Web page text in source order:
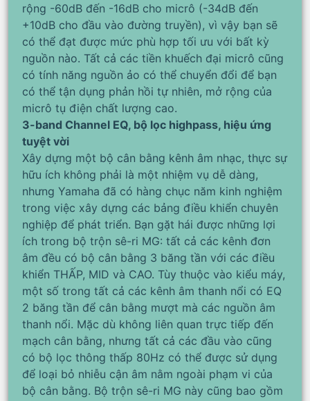
rộng -60dB đến -16dB cho micrô (-34dB đến
+10dB cho đầu vào đường truyền), vì vậy bạn sẽ
có thể đạt được mức phù hợp tối ưu với bất kỳ
nguồn nào. Tất cả các tiền khuếch đại micrô cũng
có tính năng nguồn ảo có thể chuyển đổi để bạn
có thể tận dụng phản hồi tự nhiên, mở rộng của
micrô tụ điện chất lượng cao.
3-band Channel EQ, bộ lọc highpass, hiệu ứng
tuyệt vời
Xây dựng một bộ cân bằng kênh âm nhạc, thực sự
hữu ích không phải là một nhiệm vụ dễ dàng,
nhưng Yamaha đã có hàng chục năm kinh nghiệm
trong việc xây dựng các bảng điều khiển chuyên
nghiệp để phát triển. Bạn gặt hái được những lợi
ích trong bộ trộn sê-ri MG: tất cả các kênh đơn
âm đều có bộ cân bằng 3 băng tần với các điều
khiển THẤP, MID và CAO. Tùy thuộc vào kiểu máy,
một số trong tất cả các kênh âm thanh nổi có EQ
2 băng tần để cân bằng mượt mà các nguồn âm
thanh nổi. Mặc dù không liên quan trực tiếp đến
mạch cân bằng, nhưng tất cả các đầu vào cũng
có bộ lọc thông thấp 80Hz có thể được sử dụng
để loại bỏ nhiễu cận âm nằm ngoài phạm vi của
bộ cân bằng. Bộ trộn sê-ri MG này cũng bao gồm